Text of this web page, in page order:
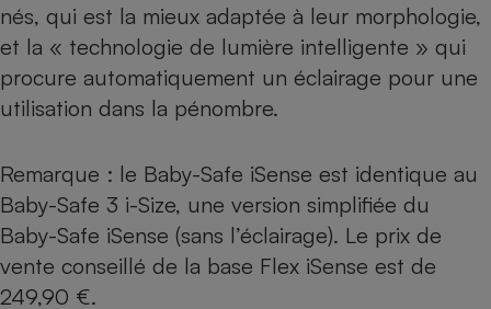
nés, qui est la mieux adaptée à leur morphologie,
et la « technologie de lumière intelligente » qui
procure automatiquement un éclairage pour une
utilisation dans la pénombre.
Remarque : le Baby-Safe iSense est identique au
Baby-Safe 3 i-Size, une version simplifiée du
Baby-Safe iSense (sans l’éclairage). Le prix de
vente conseillé de la base Flex iSense est de
249,90 €.